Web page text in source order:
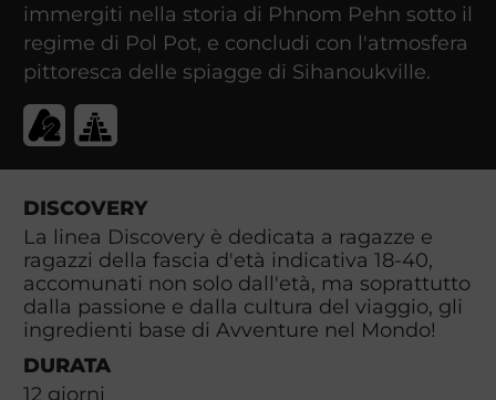
immergiti nella storia di Phnom Pehn sotto il
regime di Pol Pot, e concludi con l'atmosfera
pittoresca delle spiagge di Sihanoukville.
DISCOVERY
La linea Discovery è dedicata a ragazze e
ragazzi della fascia d'età indicativa 18-40,
accomunati non solo dall'età, ma soprattutto
dalla passione e dalla cultura del viaggio, gli
ingredienti base di Avventure nel Mondo!
DURATA
12 giorni